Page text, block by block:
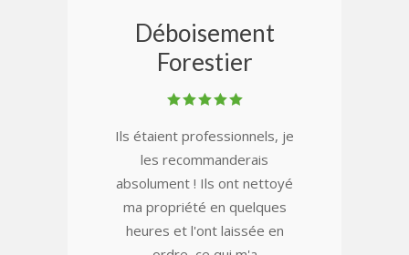
Déboisement
Forestier
Ils étaient professionnels, je
les recommanderais
absolument ! Ils ont nettoyé
ma propriété en quelques
heures et l'ont laissée en